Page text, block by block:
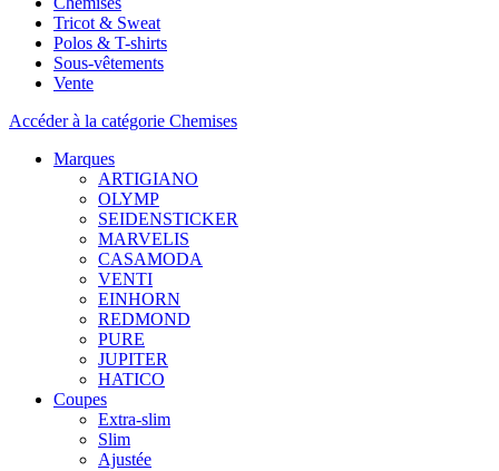
Tricot & Sweat
Polos & T-shirts
Sous-vêtements
Vente
Accéder à la catégorie Chemises
Marques
ARTIGIANO
OLYMP
SEIDENSTICKER
MARVELIS
CASAMODA
VENTI
EINHORN
REDMOND
PURE
JUPITER
HATICO
Coupes
Extra-slim
Slim
Ajustée